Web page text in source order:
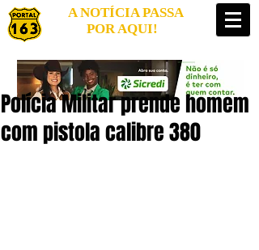
A NOTÍCIA PASSA
POR AQUI!
Polícia Militar prende homem
com pistola calibre 380